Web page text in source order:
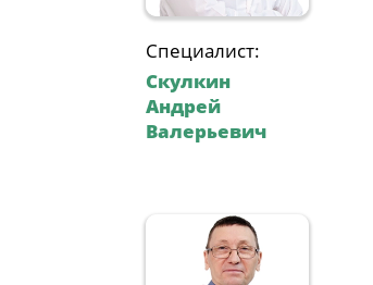
Специалист:
Скулкин
Андрей
Валерьевич